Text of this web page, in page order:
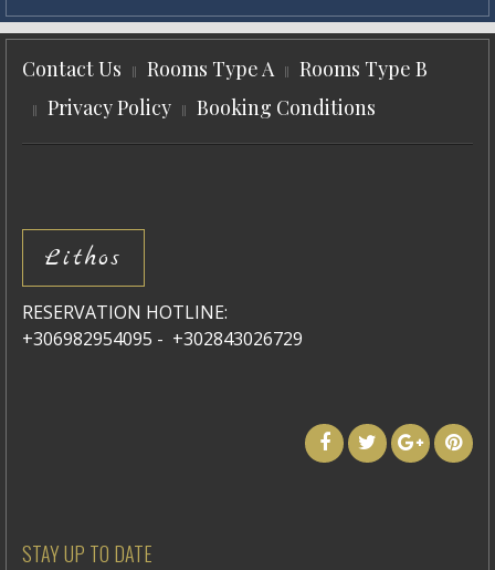
Contact Us Rooms Type A
Rooms Type B
Privacy Policy
Booking Conditions
Lithos
RESERVATION HOTLINE:
+306982954095 - +302843026729
STAY UP TO DATE